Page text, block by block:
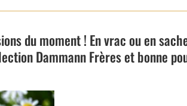
du moment ! En vrac ou en
Dammann Frères et bonne